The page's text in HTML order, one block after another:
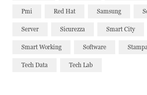
Pmi Red Hat Samsung
Server Sicurezza Smart City
Smart Working Software
Tech Data Tech Lab